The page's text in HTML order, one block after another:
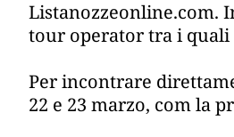
Listanozzeonline.com.
tour operator tra i quali
Per incontrare
22 e 23 marzo, com la